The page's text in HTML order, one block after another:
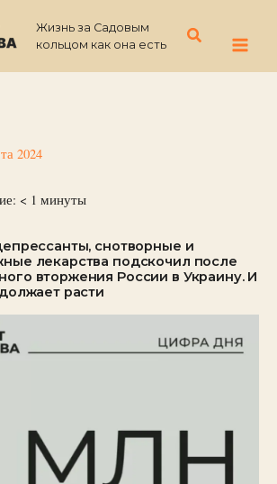
Жизнь за Садовым
кольцом как она есть
Поиск
2024
< 1 минуты
снотворные и
лекарства подскочил после
вторжения России в Украину. И
расти